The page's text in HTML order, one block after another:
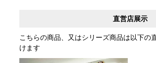
直営店展示
こちらの商品、又はシリーズ商品は以下の
けます